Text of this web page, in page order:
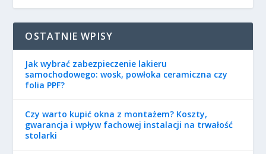
OSTATNIE WPISY
Jak wybrać zabezpieczenie lakieru
samochodowego: wosk, powłoka ceramiczna czy
folia PPF?
Czy warto kupić okna z montażem? Koszty,
gwarancja i wpływ fachowej instalacji na trwałość
stolarki